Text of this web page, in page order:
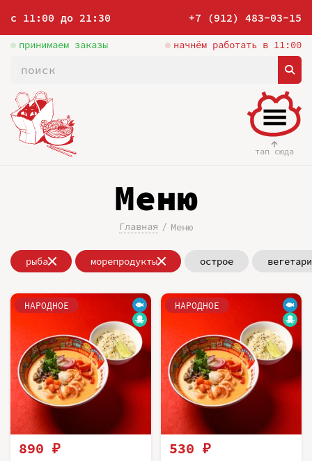
с 11:00 до 21:30 +7 (912) 483-03-15
принимаем заказы начнём работать в 11:00
тап сюда
Меню
Главная Меню
рыба морепродукты острое
НАРОДНОЕ
890 ₽
НАРОДНОЕ
530 ₽